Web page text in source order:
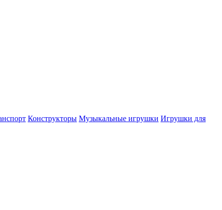
Конструкторы Музыкальные игрушки Игрушки для